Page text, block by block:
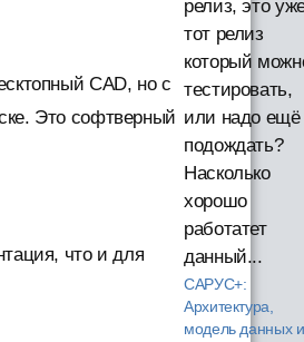
CAD, но с
Это софтверный
что и для
релиз, это
тот релиз
который
тестировать,
или надо ещё
подождать?
Насколько
хорошо
работатет
данный...
САРУС+:
Архитектура,
модель данных и